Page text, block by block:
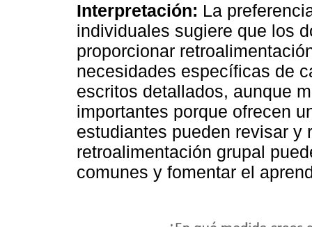
Interpretación: La
individuales sugiere que los
proporcionar
necesidades específicas de
escritos detallados, aunque
importantes porque ofrecen
estudiantes pueden revisar y
retroalimentación grupal
comunes y fomentar el